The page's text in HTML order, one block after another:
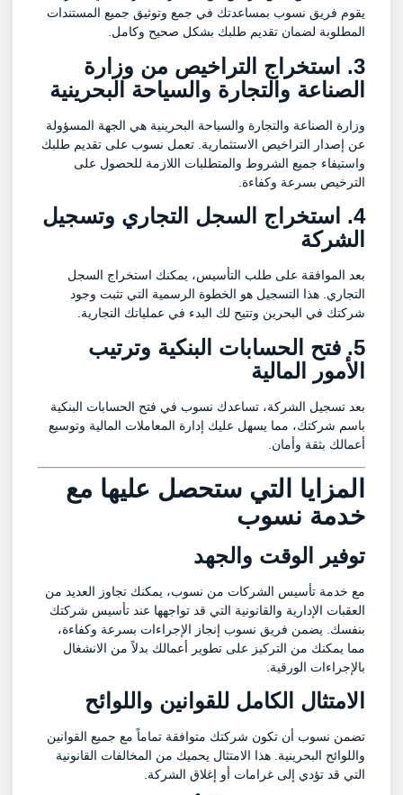
يقوم فريق نسوب بمساعدتك في جمع وتوثيق جميع المستندات
المطلوبة لضمان تقديم طلبك بشكل صحيح وكامل.
3. استخراج التراخيص من وزارة
الصناعة والتجارة والسياحة البحرينية
وزارة الصناعة والتجارة والسياحة البحرينية هي الجهة المسؤولة
عن إصدار التراخيص الاستثمارية. تعمل نسوب على تقديم طلبك
واستيفاء جميع الشروط والمتطلبات اللازمة للحصول على
الترخيص بسرعة وكفاءة.
4. استخراج السجل التجاري وتسجيل
الشركة
بعد الموافقة على طلب التأسيس، يمكنك استخراج السجل
التجاري. هذا التسجيل هو الخطوة الرسمية التي تثبت وجود
شركتك في البحرين وتتيح لك البدء في عملياتك التجارية.
5. فتح الحسابات البنكية وترتيب
الأمور المالية
بعد تسجيل الشركة، تساعدك نسوب في فتح الحسابات البنكية
باسم شركتك، مما يسهل عليك إدارة المعاملات المالية وتوسيع
أعمالك بثقة وأمان.
المزايا التي ستحصل عليها مع
خدمة نسوب
توفير الوقت والجهد
مع خدمة تأسيس الشركات من نسوب، يمكنك تجاوز العديد من
العقبات الإدارية والقانونية التي قد تواجهها عند تأسيس شركتك
بنفسك. يضمن فريق نسوب إنجاز الإجراءات بسرعة وكفاءة،
مما يمكنك من التركيز على تطوير أعمالك بدلاً من الانشغال
بالإجراءات الورقية.
الامتثال الكامل للقوانين واللوائح
تضمن نسوب أن تكون شركتك متوافقة تماماً مع جميع القوانين
واللوائح البحرينية. هذا الامتثال يحميك من المخالفات القانونية
التي قد تؤدي إلى غرامات أو إغلاق الشركة.